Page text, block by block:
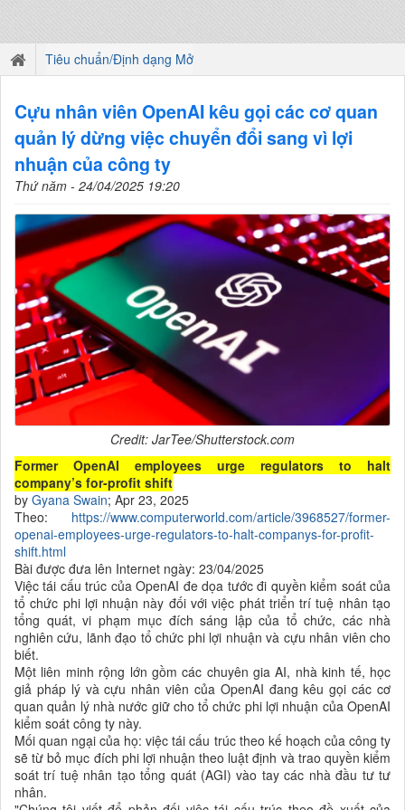
Tiêu chuẩn/Định dạng Mở
Cựu nhân viên OpenAI kêu gọi các cơ quan
quản lý dừng việc chuyển đổi sang vì lợi
nhuận của công ty
Thứ năm - 24/04/2025 19:20
Credit: JarTee/Shutterstock.com
Former OpenAI employees urge regulators to halt
company’s for-profit shift
by Gyana Swain; Apr 23, 2025
Theo: https://www.computerworld.com/article/3968527/former-
openai-employees-urge-regulators-to-halt-companys-for-profit-
shift.html
Bài được đưa lên Internet ngày: 23/04/2025
Việc tái cấu trúc của OpenAI đe dọa tước đi quyền kiểm soát của
tổ chức phi lợi nhuận này đối với việc phát triển trí tuệ nhân tạo
tổng quát, vi phạm mục đích sáng lập của tổ chức, các nhà
nghiên cứu, lãnh đạo tổ chức phi lợi nhuận và cựu nhân viên cho
biết.
Một liên minh rộng lớn gồm các chuyên gia AI, nhà kinh tế, học
giả pháp lý và cựu nhân viên của OpenAI đang kêu gọi các cơ
quan quản lý nhà nước giữ cho tổ chức phi lợi nhuận của OpenAI
kiểm soát công ty này.
Mối quan ngại của họ: việc tái cấu trúc theo kế hoạch của công ty
sẽ từ bỏ mục đích phi lợi nhuận theo luật định và trao quyền kiểm
soát trí tuệ nhân tạo tổng quát (AGI) vào tay các nhà đầu tư tư
nhân.